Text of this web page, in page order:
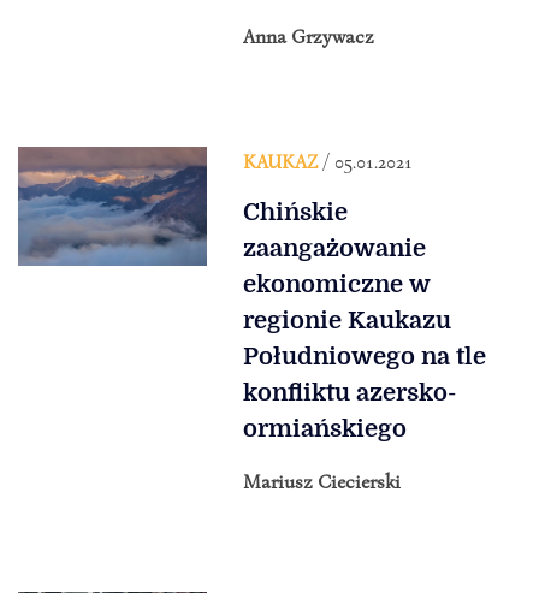
Anna Grzywacz
KAUKAZ/ 05.01.2021
Chińskie
zaangażowanie
ekonomiczne w
regionie Kaukazu
Południowego na tle
konfliktu azersko-
ormiańskiego
Mariusz Ciecierski